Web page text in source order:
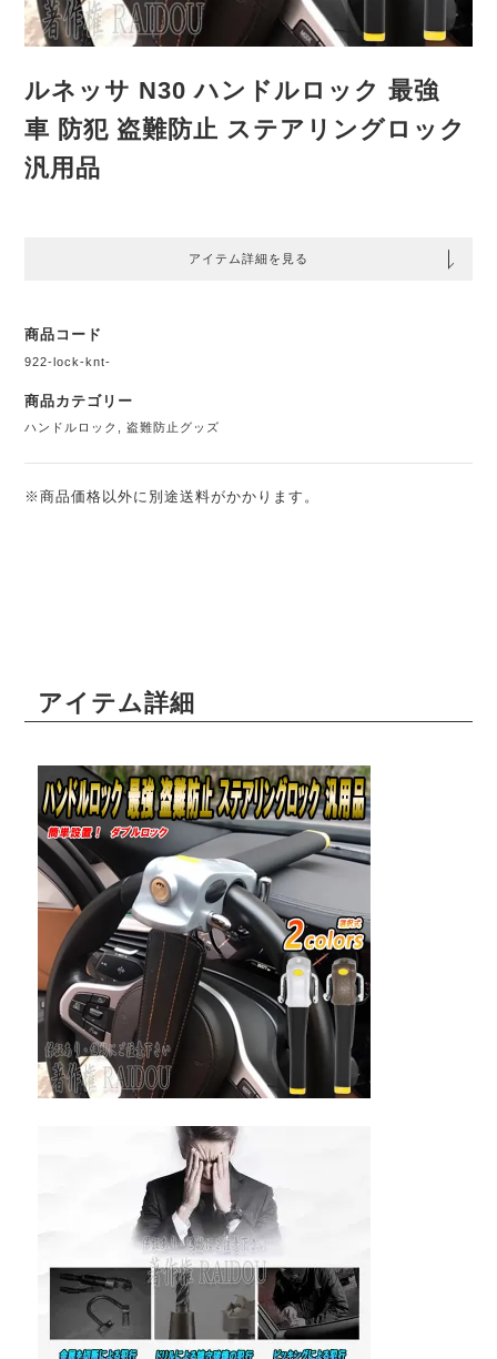
ルネッサ N30 ハンドルロック 最強
車 防犯 盗難防止 ステアリングロック
汎用品
アイテム詳細を見る
商品コード
922-lock-knt-
商品カテゴリー
ハンドルロック ,盗難防止グッズ
※商品価格以外に別途送料がかかります。
アイテム詳細